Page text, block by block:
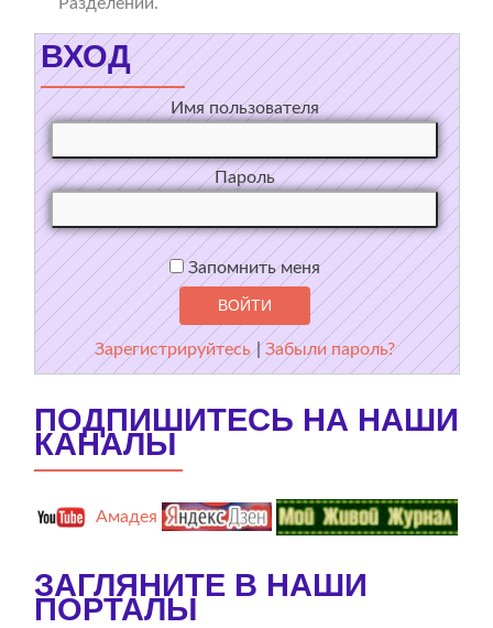
ВХОД
Имя пользователя
Пароль
Запомнить меня
Зарегистрируйтесь |Забыли пароль?
ПОДПИШИТЕСЬ НА НАШИ
КАНАЛЫ
Амадея
ЗАГЛЯНИТЕ В НАШИ
ПОРТАЛЫ